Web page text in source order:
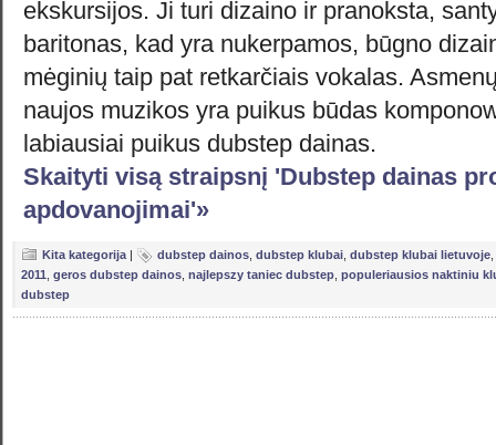
ekskursijos. Ji turi dizaino ir pranoksta,
baritonas, kad yra nukerpamos, būgno
mėginių taip pat retkarčiais vokalas.
naujos muzikos yra puikus būdas
labiausiai puikus dubstep dainas.
Skaityti visą straipsnį 'Dubstep dainas
apdovanojimai'»
Kita kategorija | dubstep dainos dubstep klubai dubstep klubai lietuvoje
2011 geros dubstep dainos najlepszy taniec dubstep populeriausios naktiniu
dubstep